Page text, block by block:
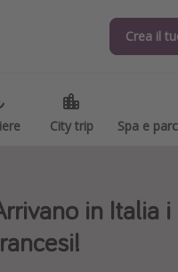
Crea il
City trip Spa e
Crea il
City trip Spa e
in Italia